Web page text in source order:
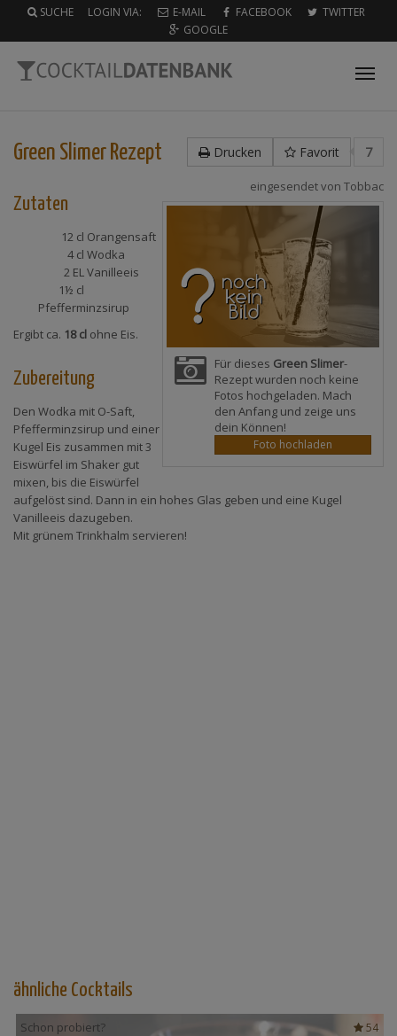
SUCHE LOGIN VIA: E-MAIL FACEBOOK
TWITTER
GOOGLE
Drucken Favorit 7
Green Slimer Rezept
eingesendet von Tobbac
Für dieses Green Slimer-
Rezept wurden noch keine
Fotos hochgeladen. Mach
den Anfang und zeige uns
dein Können!
Foto hochladen
Zutaten
12 cl Orangensaft
4 cl Wodka
2 ELVanilleeis
1½ cl
Pfefferminzsirup
Ergibt ca. 18 cl ohne Eis.
Zubereitung
Den Wodka mit O-Saft,
Pfefferminzsirup und einer
Kugel Eis zusammen mit 3
Eiswürfel im Shaker gut
mixen, bis die Eiswürfel
aufgelöst sind. Dann in ein hohes Glas geben und eine Kugel
Vanilleeis dazugeben.
Mit grünem Trinkhalm servieren!
ähnliche Cocktails
54
Schon probiert?